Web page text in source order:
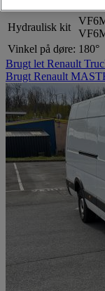
Hydraulisk kit
Vinkel på døre: 180°
Brugt let Renault
Brugt Renault